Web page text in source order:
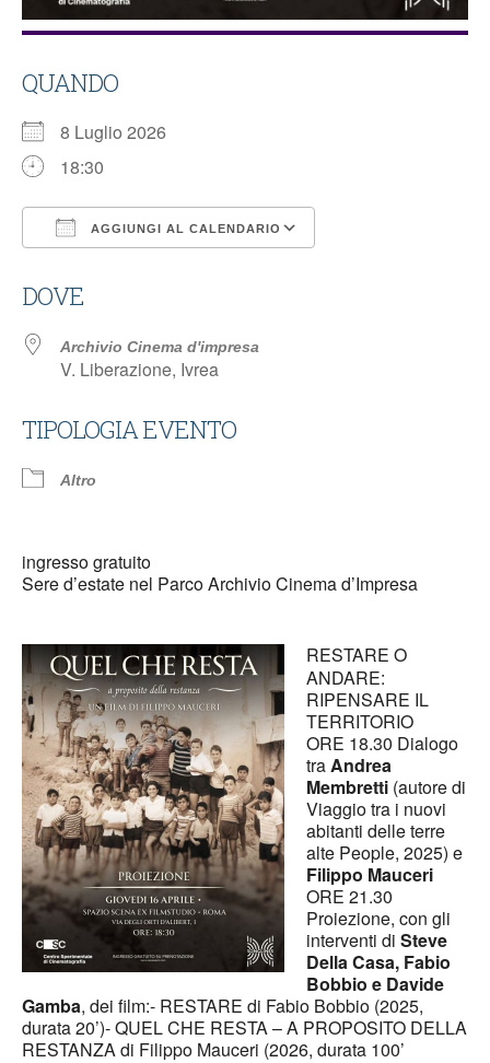
QUANDO
8 Luglio 2026
18:30
AGGIUNGI AL CALENDARIO
DOVE
Archivio Cinema d'impresa
V. Liberazione, Ivrea
TIPOLOGIA EVENTO
Altro
ingresso gratuito
Sere d’estate nel Parco Archivio Cinema d’Impresa
RESTARE O
ANDARE:
RIPENSARE IL
TERRITORIO
ORE 18.30 Dialogo
traAndrea
Membretti (autore di
Viaggio tra i nuovi
abitanti delle terre
alte People, 2025) e
Filippo Mauceri
ORE 21.30
Proiezione, con gli
interventi di Steve
Della Casa, Fabio
Bobbio e Davide
Gamba, dei film:- RESTARE di Fabio Bobbio (2025,
durata 20’)- QUEL CHE RESTA – A PROPOSITO DELLA
RESTANZA di Filippo Mauceri (2026, durata 100’